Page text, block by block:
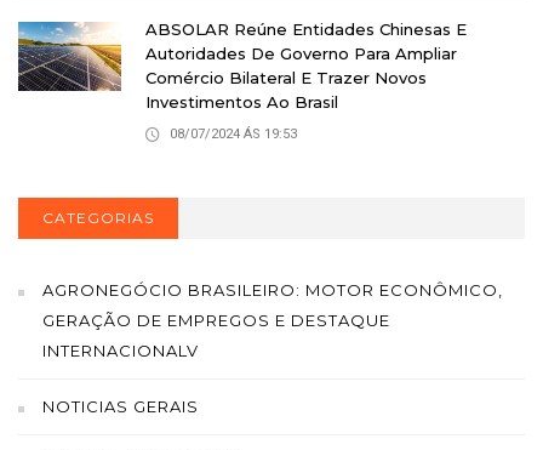
ABSOLAR Reúne Entidades Chinesas E
Autoridades De Governo Para Ampliar
Comércio Bilateral E Trazer Novos
Investimentos Ao Brasil
08/07/2024 ÁS 19:53
CATEGORIAS
AGRONEGÓCIO BRASILEIRO: MOTOR ECONÔMICO,
GERAÇÃO DE EMPREGOS E DESTAQUE
INTERNACIONALV
NOTICIAS GERAIS